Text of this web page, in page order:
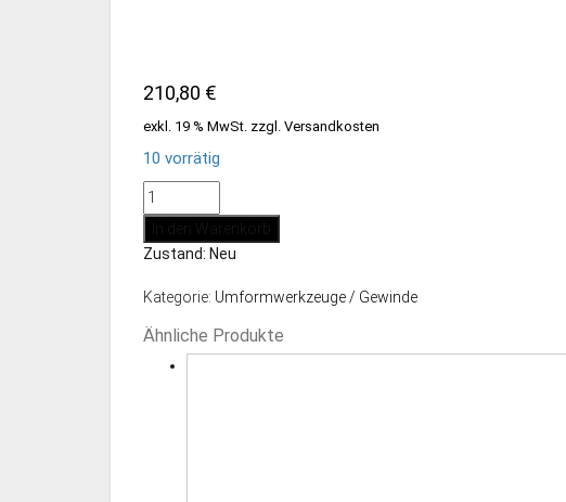
210,80 €
exkl. 19 % MwSt. zzgl. Versandkosten
10 vorrätig
Gewindeformbaustein
M5
Zustand: Neu
Kategorie: Umformwerkzeuge / Gewinde
Ähnliche Produkte